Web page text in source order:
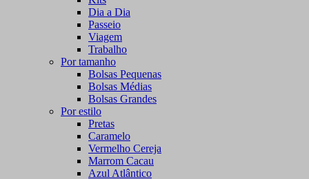
Dia a Dia
Passeio
Viagem
Trabalho
Por tamanho
Bolsas Pequenas
Bolsas Médias
Bolsas Grandes
Por estilo
Pretas
Caramelo
Vermelho Cereja
Marrom Cacau
Azul Atlântico